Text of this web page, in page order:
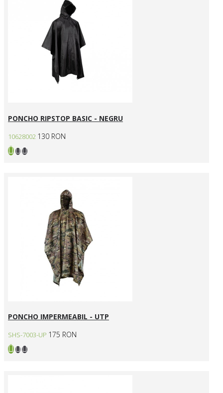
PONCHO RIPSTOP BASIC - NEGRU
10628002 130 RON
PONCHO IMPERMEABIL - UTP
SHS-7003-UP 175 RON